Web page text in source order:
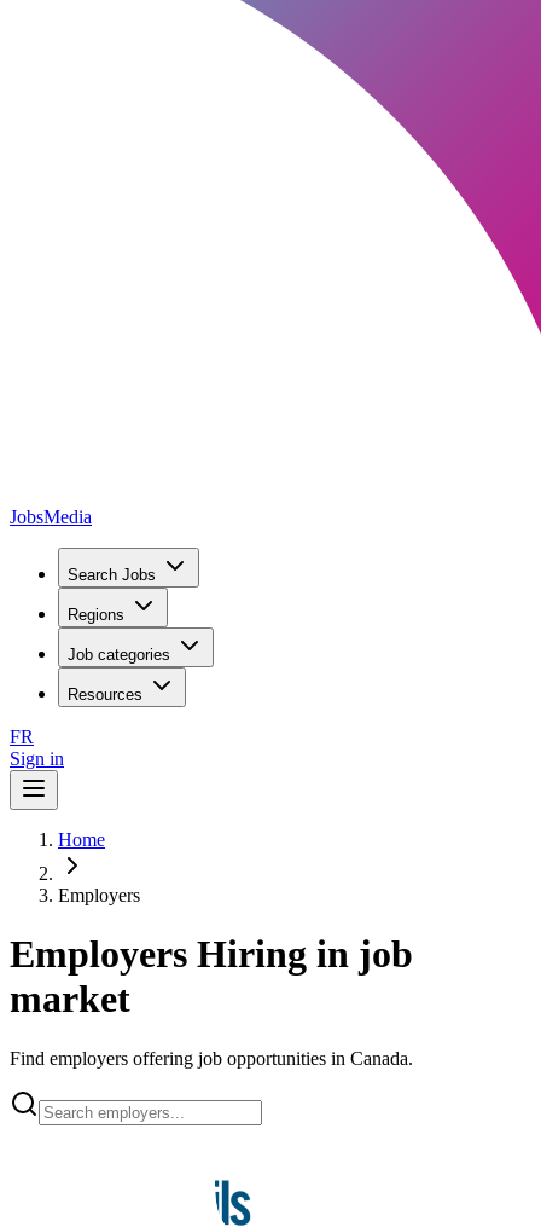
JobsMedia
Search Jobs
Regions
Job categories
Resources
FR
Sign in
Home
Employers
Employers Hiring in job
market
Find employers offering job opportunities in Canada.